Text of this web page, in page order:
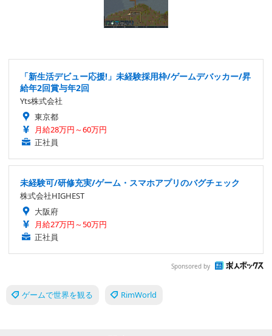
「新生活デビュー応援!」未経験採用枠/ゲームデバッカー/昇
給年2回賞与年2回
Yts株式会社
東京都
月給28万円～60万円
正社員
未経験可/研修充実/ゲーム・スマホアプリのバグチェック
株式会社HIGHEST
大阪府
月給27万円～50万円
正社員
Sponsored by
ゲームで世界を観る RimWorld